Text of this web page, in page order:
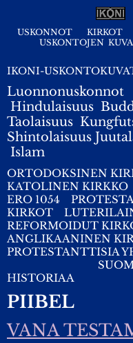
USKONNOT KIRKOT
USKONTOJEN
IKONI-
Luonnonuskonnot
Hindulaisuus
Taolaisuus
Shintolaisuus
Islam
ORTODOKSINEN
KATOLINEN KIRKKO
ERO 1054
KIRKOT
REFORMOIDUT
ANGLIKAANINEN
PROTESTANTTISIA
HISTORIAA
PIIBEL
VANA